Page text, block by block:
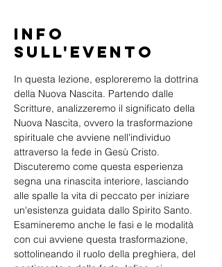
Info
sull'evento
In questa lezione, esploreremo la dottrina
della Nuova Nascita. Partendo dalle
Scritture, analizzeremo il significato della
Nuova Nascita, ovvero la trasformazione
spirituale che avviene nell'individuo
attraverso la fede in Gesù Cristo.
Discuteremo come questa esperienza
segna una rinascita interiore, lasciando
alle spalle la vita di peccato per iniziare
un'esistenza guidata dallo Spirito Santo.
Esamineremo anche le fasi e le modalità
con cui avviene questa trasformazione,
sottolineando il ruolo della preghiera, del